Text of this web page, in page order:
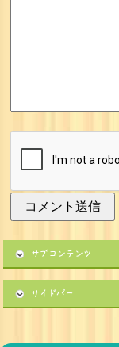
サブコンテンツ
サイドバー